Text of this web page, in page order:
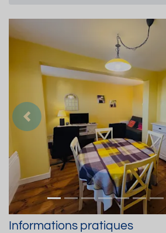
Précedent
Informations pratiques